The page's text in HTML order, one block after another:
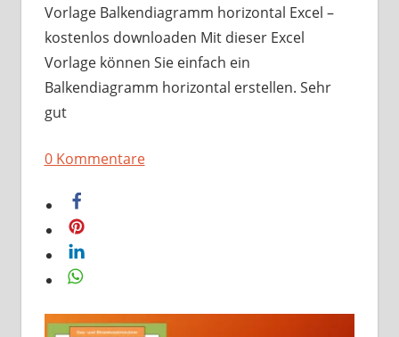
Vorlage Balkendiagramm horizontal Excel –
kostenlos downloaden Mit dieser Excel
Vorlage können Sie einfach ein
Balkendiagramm horizontal erstellen. Sehr
gut
0 Kommentare